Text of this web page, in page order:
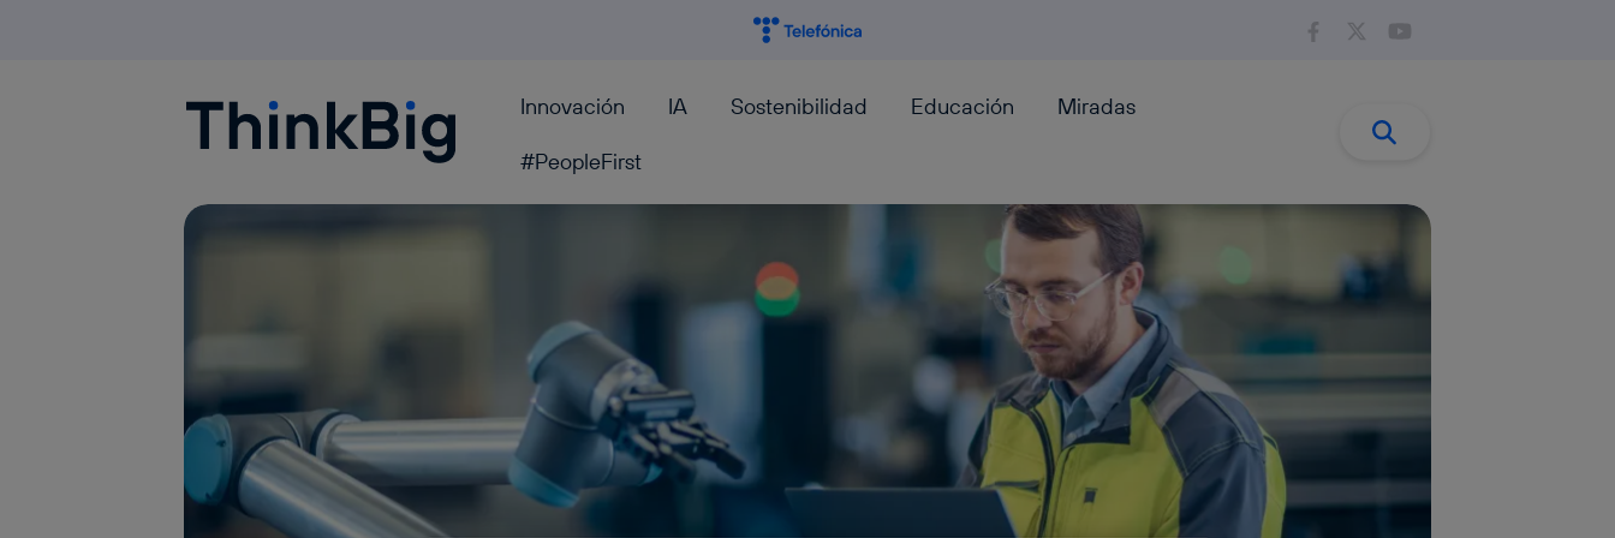
Blogthinkbig.com Innovación IA Sostenibilidad Educación
Miradas
#PeopleFirst
Buscar